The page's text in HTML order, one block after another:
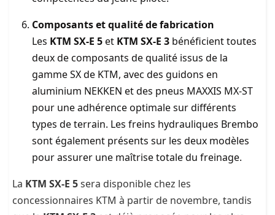
Composants et qualité de fabrication
Les KTM SX-E 5et KTM SX-E 3 bénéficient toutes
deux de composants de qualité issus de la
gamme SX de KTM, avec des guidons en
aluminium NEKKEN et des pneus MAXXIS MX-ST
pour une adhérence optimale sur différents
types de terrain. Les freins hydrauliques Brembo
sont également présents sur les deux modèles
pour assurer une maîtrise totale du freinage.
La KTM SX-E 5sera disponible chez les
concessionnaires KTM à partir de novembre, tandis